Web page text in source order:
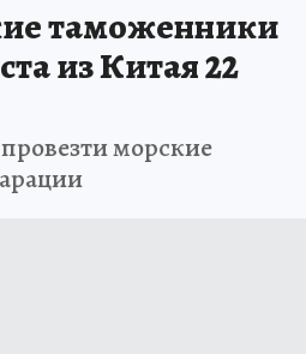
таможенники
из Китая 22
морские